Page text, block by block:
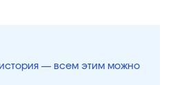
история — всем этим можно